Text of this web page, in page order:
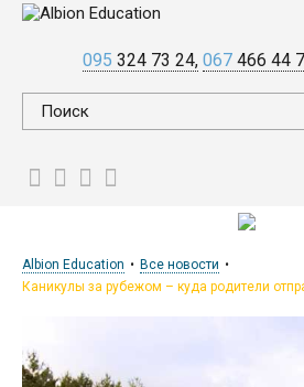
095 324 73 24 067 466 44
Albion Education
Все новости
Каникулы за рубежом – куда родители